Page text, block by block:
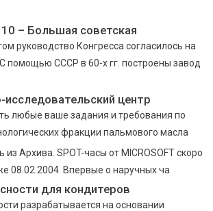
– Большая советская
руководство Конгресса согласилось на
помощью СССР в 60-х гг. построены завод
исследовательский центр
любые ваше задания и требования по
фракции пальмового масла
из Архива. SPOT-часы от MICROSOFT скоро
08.02.2004. Впервые о наручных ча
для кондитеров
разрабатывается на основании